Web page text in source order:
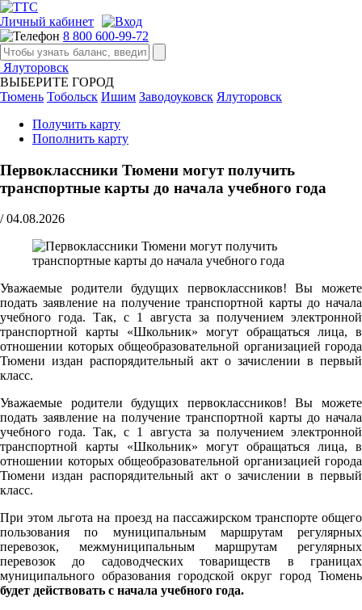
Личный кабинет
8 800 600-99-72
Ялуторовск
ВЫБЕРИТЕ ГОРОД
Тюмень Тобольск Ишим Заводоуковск Ялуторовск
Получить карту
Пополнить карту
Первоклассники Тюмени могут получить
транспортные карты до начала учебного года
/ 04.08.2026
Уважаемые родители будущих первоклассников! Вы можете
подать заявление на получение транспортной карты до начала
учебного года. Так, с 1 августа за получением электронной
транспортной карты «Школьник» могут обращаться лица, в
отношении которых общеобразовательной организацией города
Тюмени издан распорядительный акт о зачислении в первый
класс.
Уважаемые родители будущих первоклассников! Вы можете
подать заявление на получение транспортной карты до начала
учебного года. Так, с 1 августа за получением электронной
транспортной карты «Школьник» могут обращаться лица, в
отношении которых общеобразовательной организацией города
Тюмени издан распорядительный акт о зачислении в первый
класс.
При этом льгота на проезд на пассажирском транспорте общего
пользования по муниципальным маршрутам регулярных
перевозок, межмуниципальным маршрутам регулярных
перевозок до садоводческих товариществ в границах
муниципального образования городской округ город Тюмень
будет действовать с начала учебного года.